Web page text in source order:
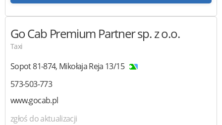
Go Cab Premium Partnersp. z o.o.
Taxi
Sopot81-874, Mikołaja Reja 13/15
573-503-773
www.gocab.pl
zgłoś do aktualizacji